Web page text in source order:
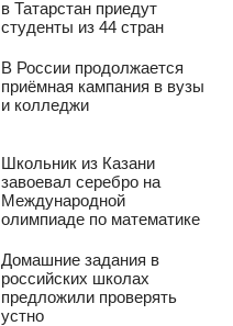
в Татарстан приедут
студенты из 44 стран
В России продолжается
приёмная кампания в вузы
и колледжи
Школьник из Казани
завоевал серебро на
Международной
олимпиаде по математике
Домашние задания в
российских школах
предложили проверять
устно